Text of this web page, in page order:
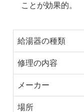
ことが効果的。
給湯器の種類
修理の内容
メーカー
場所